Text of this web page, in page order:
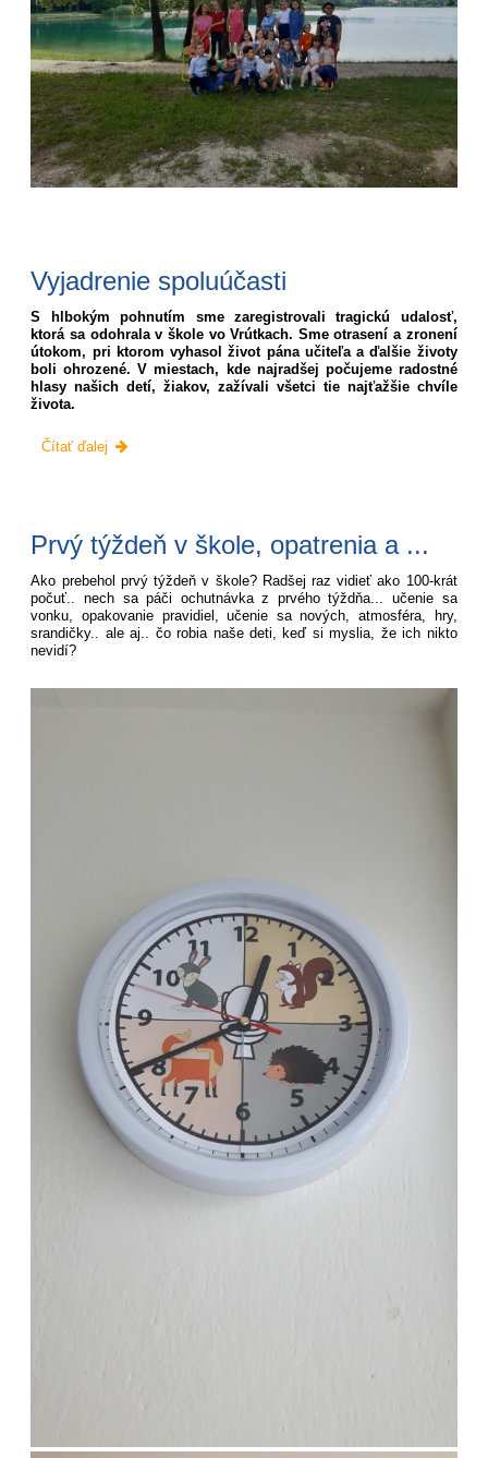
Vyjadrenie spoluúčasti
S hlbokým pohnutím sme zaregistrovali tragickú udalosť,
ktorá sa odohrala v škole vo Vrútkach. Sme otrasení a zronení
útokom, pri ktorom vyhasol život pána učiteľa a ďalšie životy
boli ohrozené. V miestach, kde najradšej počujeme radostné
hlasy našich detí, žiakov, zažívali všetci tie najťažšie chvíle
života.
Vyjadrenie
Čítať ďalej
Prvý týždeň v škole, opatrenia a ...
Ako prebehol prvý týždeň v škole? Radšej raz vidieť ako 100-krát
počuť.. nech sa páči ochutnávka z prvého týždňa... učenie sa
vonku, opakovanie pravidiel, učenie sa nových, atmosféra, hry,
srandičky.. ale aj.. čo robia naše deti, keď si myslia, že ich nikto
nevidí?